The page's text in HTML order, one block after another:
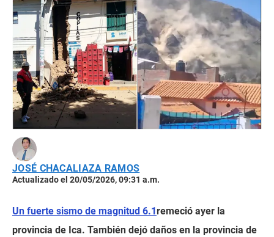
JOSÉ CHACALIAZA RAMOS
Actualizado el 20/05/2026, 09:31 a.m.
Un fuerte sismo de magnitud 6.1remeció ayer la
provincia de Ica. También dejó daños en la provincia de